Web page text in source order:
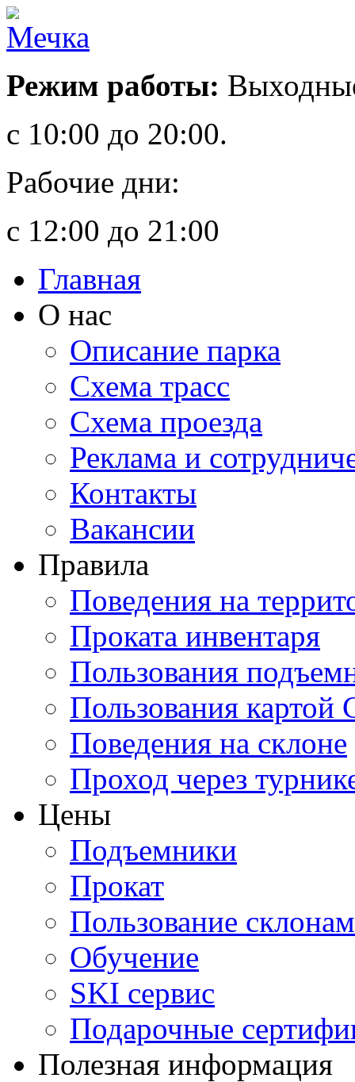
Режим работы:
с 10:00 до 20:00.
Рабочие дни:
с 12:00 до 21:00
Главная
О нас
Описание парка
Схема трасс
Схема проезда
Реклама и
Контакты
Вакансии
Правила
Поведения на
Проката инвентаря
Пользования
Пользования картой
Поведения на склоне
Проход через
Цены
Подъемники
Прокат
Пользование
Обучение
SKI сервис
Подарочные
Полезная информация